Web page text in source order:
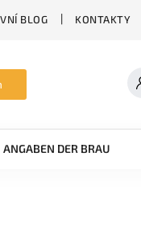
BLOG KONTAKTY
DER BRAUEREI